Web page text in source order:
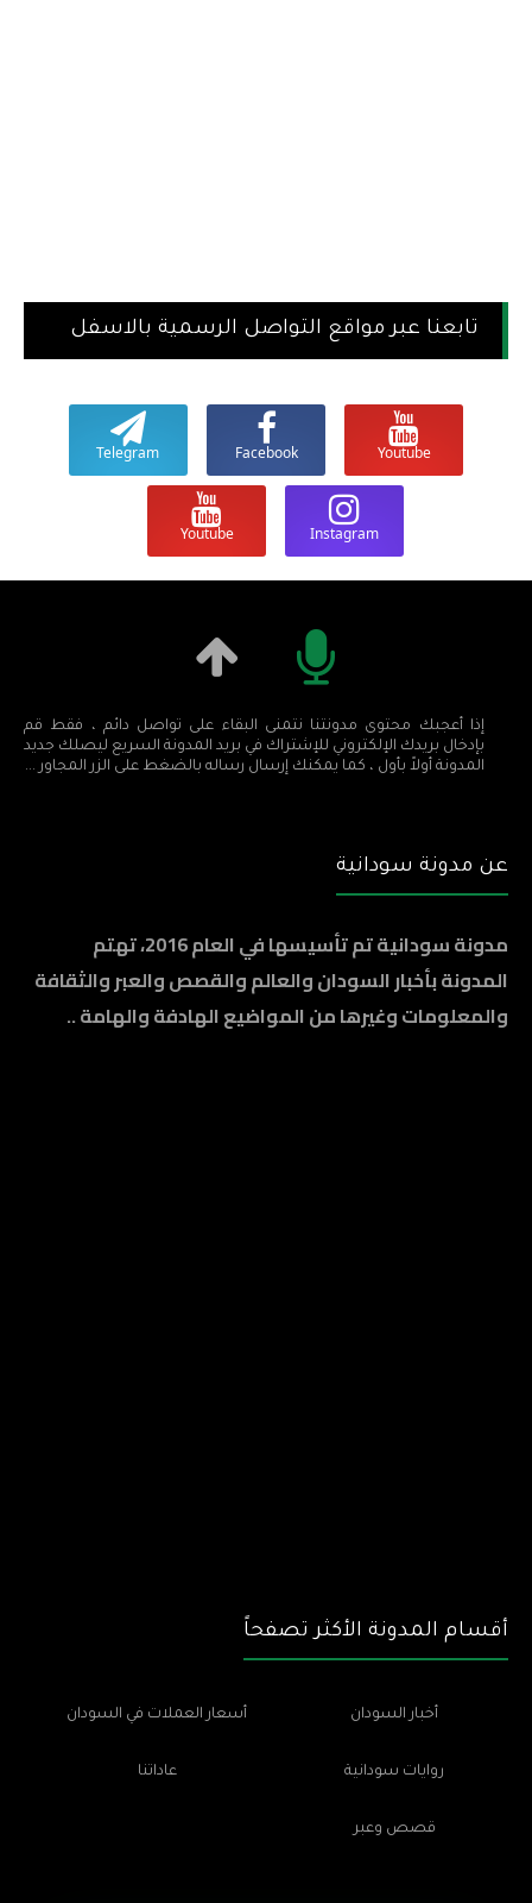
تابعنا عبر مواقع التواصل الرسمية بالاسفل
Youtube
Facebook
Telegram
Instagram
Youtube
إذا أعجبك محتوى مدونتنا نتمنى البقاء على تواصل دائم ، فقط قم
بإدخال بريدك الإلكتروني للإشتراك في بريد المدونة السريع ليصلك جديد
المدونة أولاً بأول ، كما يمكنك إرسال رساله بالضغط على الزر المجاور ...
عن مدونة سودانية
مدونة سودانية تم تأسيسها في العام 2016، تهتم
المدونة بأخبار السودان والعالم والقصص والعبر والثقافة
والمعلومات وغيرها من المواضيع الهادفة والهامة ..
أقسام المدونة الأكثر تصفحاً
أخبار السودان أسعار العملات في السودان
روايات سودانية عاداتنا
قصص وعبر